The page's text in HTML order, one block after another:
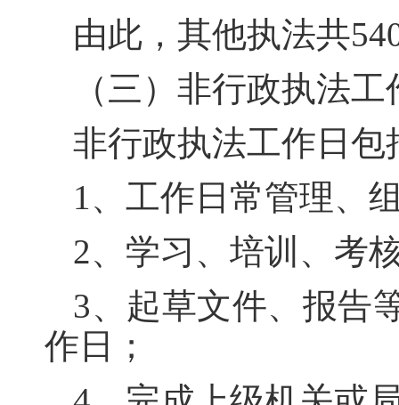
由此，其他执法共
（三）非行政执法
非行政执法工作日包
1、工作日常管理、
2、学习、培训、考
3、起草文件、报告
作日；